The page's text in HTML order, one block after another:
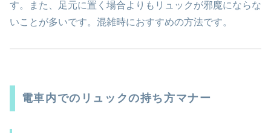
す。また、足元に置く場合よりもリュックが邪魔にならな
いことが多いです。混雑時におすすめの方法です。
電車内でのリュックの持ち方マナー